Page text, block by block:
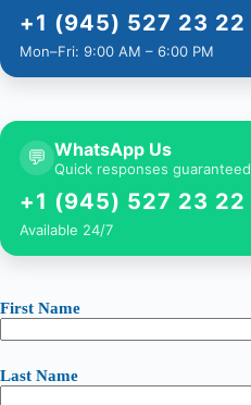
+1 (945) 527 23 22
Mon–Fri: 9:00 AM – 6:00 PM
💬 WhatsApp Us
Quick responses guaranteed
+1 (945) 527 23 22
Available 24/7
First Name
Last Name